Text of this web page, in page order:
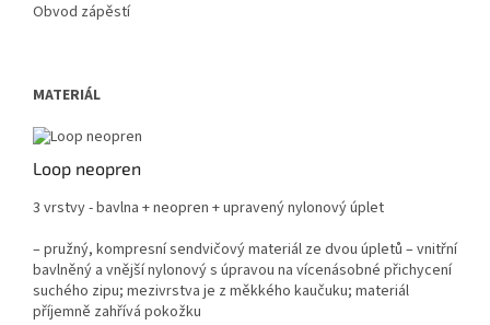
Obvod zápěstí
MATERIÁL
Loop neopren
3 vrstvy - bavlna + neopren + upravený nylonový úplet
– pružný, kompresní sendvičový materiál ze dvou úpletů – vnitřní
bavlněný a vnější nylonový s úpravou na vícenásobné přichycení
suchého zipu; mezivrstva je z měkkého kaučuku; materiál
příjemně zahřívá pokožku